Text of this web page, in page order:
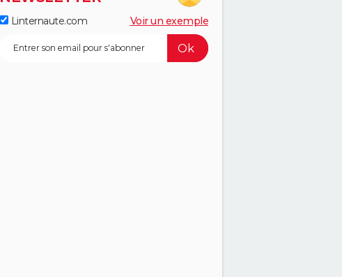
Linternaute.com Voir un exemple